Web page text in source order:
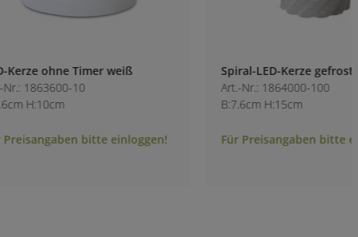
Spiral-LED-Kerze gefrostet grau
Art.-Nr.: 1864000-100
B:7.6cm H:15cm
Für Preisangaben bitte einloggen!
LED-Kerze ohne
Art.-Nr.: 1863700-10
B:7.6cm H:12cm
Für